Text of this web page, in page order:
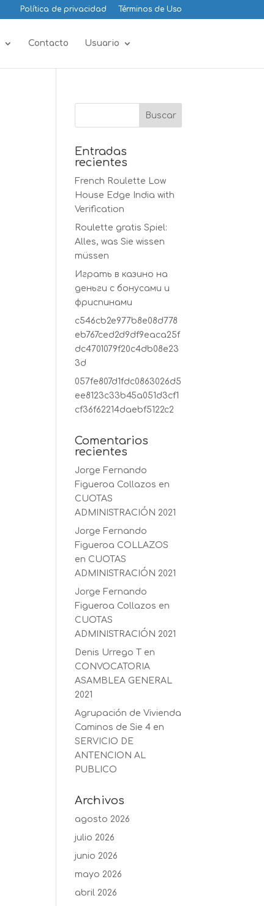
Política de privacidad Términos de Uso
Contacto Usuario
Entradas
recientes
French Roulette Low
House Edge India with
Verification
Roulette gratis Spiel:
Alles, was Sie wissen
müssen
Играть в казино на
деньги с бонусами и
фриспинами
c546cb2e977b8e08d778
eb767ced2d9df9eaca25f
dc4701079f20c4db08e23
3d
057fe807d1fdc0863026d5
ee8123c33b45a051d3cf1
cf36f62214daebf5122c2
Comentarios
recientes
Jorge Fernando
Figueroa Collazos en
CUOTAS
ADMINISTRACIÓN 2021
Jorge Fernando
Figueroa COLLAZOS
en CUOTAS
ADMINISTRACIÓN 2021
Jorge Fernando
Figueroa Collazos en
CUOTAS
ADMINISTRACIÓN 2021
Denis Urrego T
en
CONVOCATORIA
ASAMBLEA GENERAL
2021
Agrupación de Vivienda
Caminos de Sie 4 en
SERVICIO DE
ANTENCION AL
PUBLICO
Archivos
agosto 2026
julio 2026
junio 2026
mayo 2026
abril 2026